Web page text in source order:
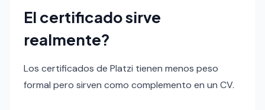
El certificado sirve
realmente?
Los certificados de Platzi tienen menos peso
formal pero sirven como complemento en un CV.